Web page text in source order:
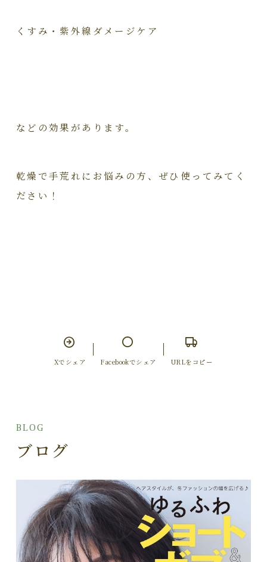
くすみ・紫外線ダメージケア
などの効果があります。
乾燥で手荒れにお悩みの方、ぜひ使ってみてく
ださい！
Xでシェア Facebookでシェア URLをコピー
BLOG
ブログ